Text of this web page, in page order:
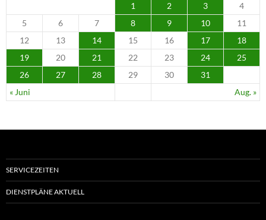
« Juni Aug. »
1 2 3
4
5
6 7 8 9 10
11
12
13 14 15 16 17
18
19
20 21 22 23 24
25
26
27 28 29 30 31
SERVICEZEITEN
DIENSTPLÄNE AKTUELL